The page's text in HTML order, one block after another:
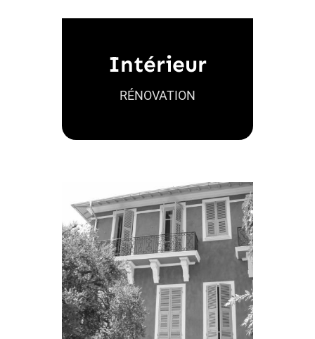
Intérieur
RÉNOVATION
Carrelage – Parquet – Salles
de bains – Cuisine